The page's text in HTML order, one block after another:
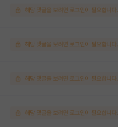
해당 댓글을 보려면 로그인이 필요합니다.
해당 댓글을 보려면 로그인이 필요합니다.
해당 댓글을 보려면 로그인이 필요합니다.
해당 댓글을 보려면 로그인이 필요합니다.